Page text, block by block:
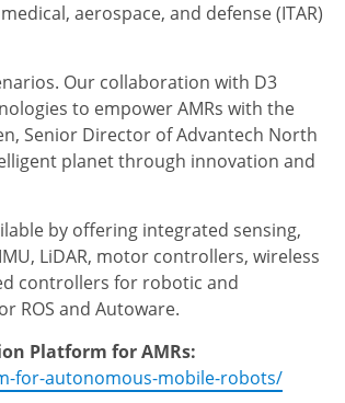
aerospace, and defense (ITAR)
Our collaboration with D3
to empower AMRs with the
, Senior Director of Advantech North
planet through innovation and
by offering integrated sensing,
LiDAR, motor controllers, wireless
controllers for robotic and
ROS and Autoware.
Platform for AMRs:
for-autonomous-mobile-robots/